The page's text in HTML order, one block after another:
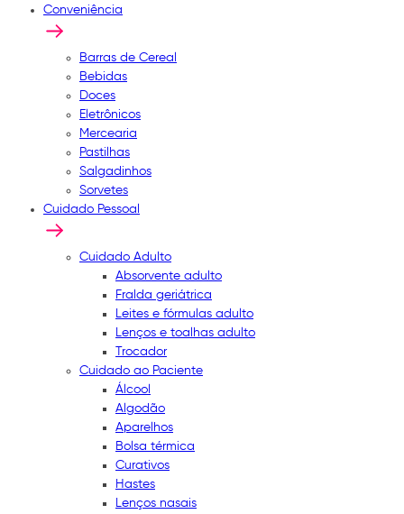
Conveniência
Barras de Cereal
Bebidas
Doces
Eletrônicos
Mercearia
Pastilhas
Salgadinhos
Sorvetes
Cuidado Pessoal
Cuidado Adulto
Absorvente adulto
Fralda geriátrica
Leites e fórmulas adulto
Lenços e toalhas adulto
Trocador
Cuidado ao Paciente
Álcool
Algodão
Aparelhos
Bolsa térmica
Curativos
Hastes
Lenços nasais